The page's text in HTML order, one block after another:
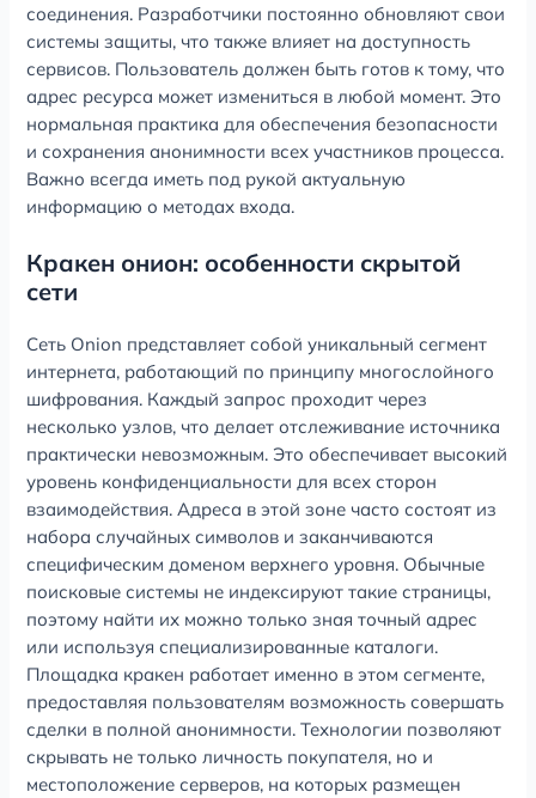
соединения. Разработчики постоянно обновляют свои
системы защиты, что также влияет на доступность
сервисов. Пользователь должен быть готов к тому, что
адрес ресурса может измениться в любой момент. Это
нормальная практика для обеспечения безопасности
и сохранения анонимности всех участников процесса.
Важно всегда иметь под рукой актуальную
информацию о методах входа.
Кракен онион: особенности скрытой
сети
Сеть Onion представляет собой уникальный сегмент
интернета, работающий по принципу многослойного
шифрования. Каждый запрос проходит через
несколько узлов, что делает отслеживание источника
практически невозможным. Это обеспечивает высокий
уровень конфиденциальности для всех сторон
взаимодействия. Адреса в этой зоне часто состоят из
набора случайных символов и заканчиваются
специфическим доменом верхнего уровня. Обычные
поисковые системы не индексируют такие страницы,
поэтому найти их можно только зная точный адрес
или используя специализированные каталоги.
Площадка кракен работает именно в этом сегменте,
предоставляя пользователям возможность совершать
сделки в полной анонимности. Технологии позволяют
скрывать не только личность покупателя, но и
местоположение серверов, на которых размещен